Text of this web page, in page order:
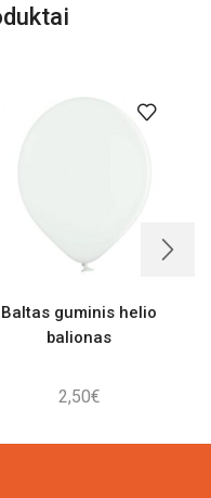
Baltas guminis helio
balionas
2,50€